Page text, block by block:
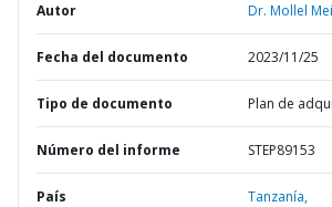
Autor Dr. Mollel
Fecha del documento 2023/11/25
Tipo de documento Plan de
Número del informe STEP89153
País Tanzanía,